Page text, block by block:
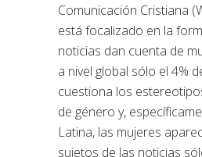
Comunicación Cristiana
está focalizado en la
noticias dan cuenta de
a nivel global sólo el 4%
cuestiona los
de género y,
Latina, las mujeres
sujetos de las noticias